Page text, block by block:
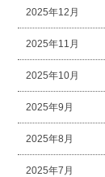
2025年12月
2025年11月
2025年10月
2025年9月
2025年8月
2025年7月